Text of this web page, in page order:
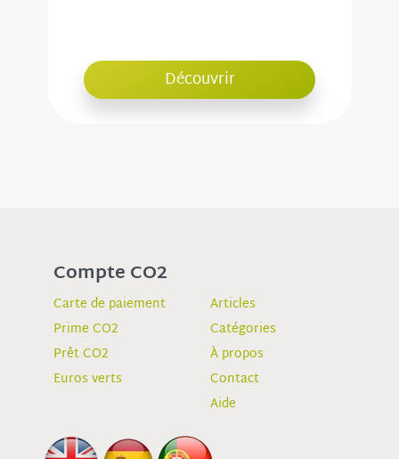
Découvrir
Compte CO2
Carte de paiement
Prime CO2
Prêt CO2
Euros verts
Articles
Catégories
À propos
Contact
Aide